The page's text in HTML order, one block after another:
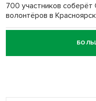
700 участников
волонтёров в
Честный выбор:
объективность